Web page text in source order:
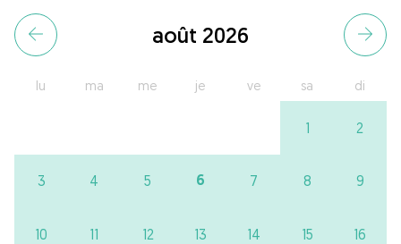
août 2026
lu ma me je ve sa di
1 2
3 4 5 6 7 8 9
10 11 12 13 14 15 16